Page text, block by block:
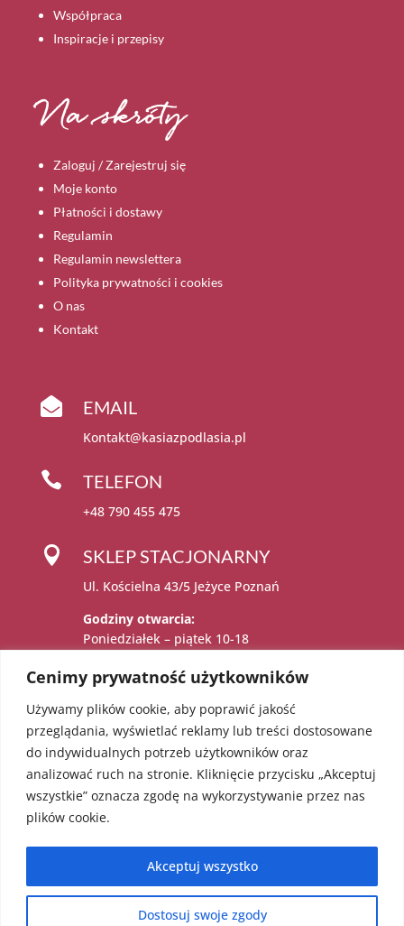
Cenimy prywatność użytkowników
Używamy plików cookie, aby poprawić jakość
przeglądania, wyświetlać reklamy lub treści dostosowane
do indywidualnych potrzeb użytkowników oraz
analizować ruch na stronie. Kliknięcie przycisku „Akceptuj
wszystkie” oznacza zgodę na wykorzystywanie przez nas
plików cookie.
Dostosuj swoje zgody
Akceptuj wszystko
Współpraca
Inspiracje i przepisy
Na skróty
Zaloguj / Zarejestruj się
Moje konto
Płatności i dostawy
Regulamin
Regulamin newslettera
Polityka prywatności i cookies
O nas
Kontakt
 EMAIL
Kontakt@kasiazpodlasia.pl
 TELEFON
+48 790 455 475
 SKLEP STACJONARNY
Ul. Kościelna 43/5 Jeżyce Poznań
Godziny otwarcia:
Poniedziałek – piątek 10-18

Administratorem danych osobowych jest:
Katarzyna Sadowska – Karolczak prowadzący
działalność gospodarczą pod firmą EcoAngel
Katarzyna Sadowska – Karolczak pod adresem
os. Bolesława Chrobrego 36/18, 60-681
Poznań. NIP: 5451623303 REGON: 052241855